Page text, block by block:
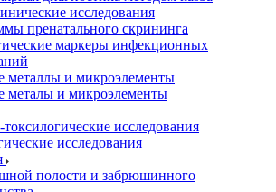
исследования
пренатального скрининга
маркеры инфекционных
металлы и микроэлементы
металы и микроэлементы
исследования
исследования
полости и забрюшинного